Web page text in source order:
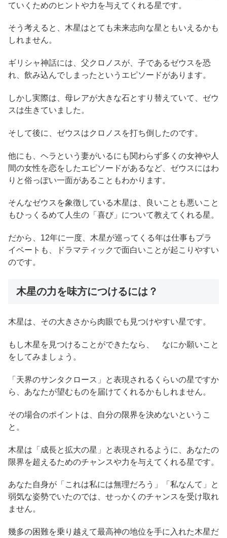
ていくためのヒントや力を与えてくれる星です。
そう考えると、木星はとても未来志向な星ともいえるかも
しれません。
ギリシャ神話には、父クロノスが、子であるゼウスを恐
れ、飲み込んでしまったというエピソードがあります。
しかし実際は、母レアが大きな石とすり替えていて、ゼウ
スは生きていました。
そして後に、ゼウスはクロノスを打ち倒したのです。
他にも、ヘラという妻がいるにも関わらず多くの女神や人
間の女性を恋をしたエピソードがあるなど、ゼウスにはわ
りと俗っぽい一面があることもわかります。
そんなゼウスを象徴している木星は、良いことも悪いこと
もひっくるめて人生の「喜び」について教えてくれる星。
だから、12年に一度、木星が巡ってくる年は仕事もプラ
イベートも、ドラマティックで面白いことが起こりやすい
のです。
木星の力を味方につけるには？
木星は、その大きさから肉眼でも見つけやすい星です。
もし木星を見つけることができたなら、 なにか願いこと
をしてみましょう。
「天界のサンタクロース」と表現されるくらいの星ですか
ら、あなたが望むものを届けてくれるかもしれません。
その場合のポイントは、自分の限界を決めないというこ
と。
木星は「成長と拡大の星」と表現されるように、あなたの
限界を超えるためのチャンスや力を与えてくれる星です。
あなた自身が「これは私には無理だろう」「私なんて」と
弱気な姿勢でいたのでは、せっかくのチャンスを受け取れ
ません。
幾多の困難を乗り越えて最高神の地位を手に入れた木星だ